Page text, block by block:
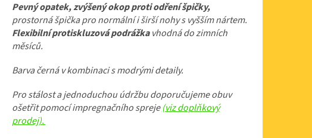
Pevný opatek, zvýšený okop proti odření špičky,
prostorná špička pro normální i širší nohy s vyšším nártem.
Flexibilní protiskluzová podrážkavhodná do zimních
měsíců.
Barva černá v kombinaci s modrými detaily.
Pro stálost a jednoduchou údržbu doporučujeme obuv
ošetřit pomocí impregnačního spreje(viz doplňkový
prodej).